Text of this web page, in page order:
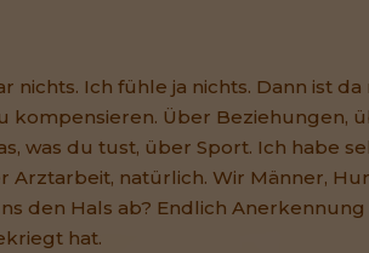
nichts. Ich fühle ja nichts. Dann ist
kompensieren. Über Beziehungen,
was du tust, über Sport. Ich habe
Arztarbeit, natürlich. Wir Männer,
den Hals ab? Endlich
hat.